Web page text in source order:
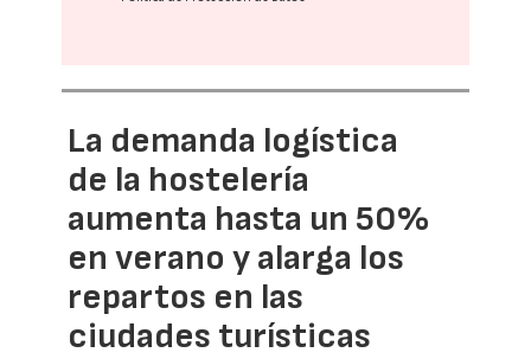
La demanda logística
de la hostelería
aumenta hasta un 50%
en verano y alarga los
repartos en las
ciudades turísticas